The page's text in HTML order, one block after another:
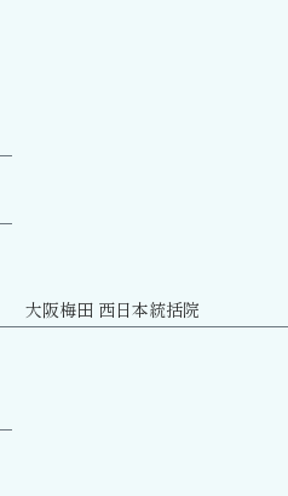
大阪梅田 西日本統括院